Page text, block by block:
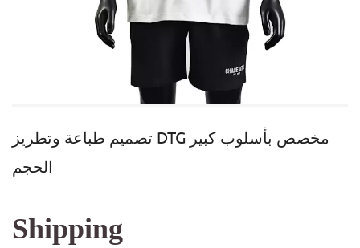
تصميم طباعة وتطريز DTG مخصص بأسلوب كبير
الحجم
Shipping